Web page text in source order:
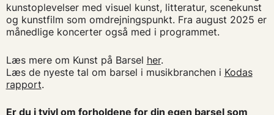
kunstoplevelser med visuel kunst, litteratur, scenekunst
og kunstfilm som omdrejningspunkt. Fra august 2025 er
månedlige koncerter også med i programmet.
Læs mere om Kunst på Barsel her.
Læs de nyeste tal om barsel i musikbranchen i Kodas
rapport.
Er du i tvivl om forholdene for din egen barsel som